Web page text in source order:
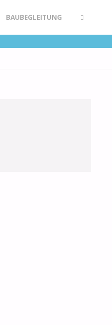
BAUBEGLEITUNG